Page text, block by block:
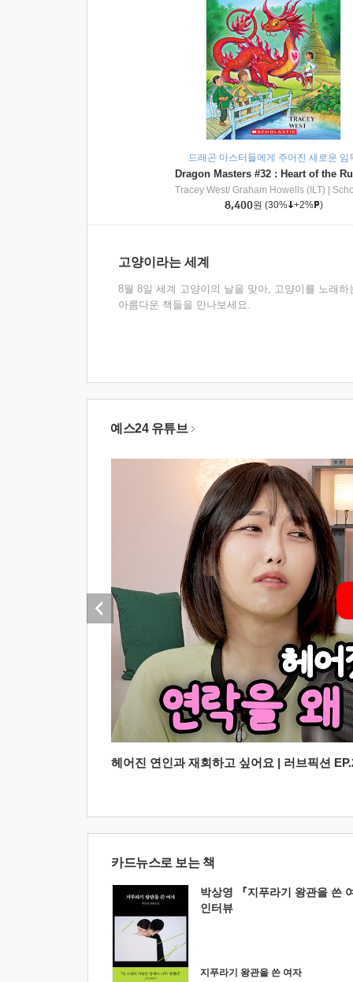
드래곤 마스터들에게 주어진 새로운 임
Tracey West/ Graham Howells (ILT)
8,400원 (30% +2% )
고양이라는 세계
8월 8일 세계 고양이의 날을 맞아, 고양이를 노래하
아름다운 책들을 만나보세요.
예스24 유튜브
헤어진 연인과 재회하고 싶어요 | 러브픽션
카드뉴스로 보는 책
박상영 『지푸라기 왕관을 쓴
인터뷰
지푸라기 왕관을 쓴 여자